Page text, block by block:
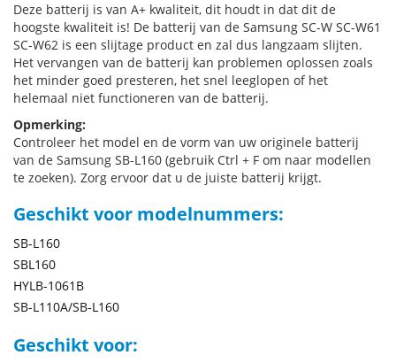
Deze batterij is van A+ kwaliteit, dit houdt in dat dit de
hoogste kwaliteit is! De batterij van de Samsung SC-W SC-W61
SC-W62 is een slijtage product en zal dus langzaam slijten.
Het vervangen van de batterij kan problemen oplossen zoals
het minder goed presteren, het snel leeglopen of het
helemaal niet functioneren van de batterij.
Opmerking:
Controleer het model en de vorm van uw originele batterij
van de Samsung SB-L160 (gebruik Ctrl + F om naar modellen
te zoeken). Zorg ervoor dat u de juiste batterij krijgt.
Geschikt voor modelnummers:
SB-L160
SBL160
HYLB-1061B
SB-L110A/SB-L160
Geschikt voor: